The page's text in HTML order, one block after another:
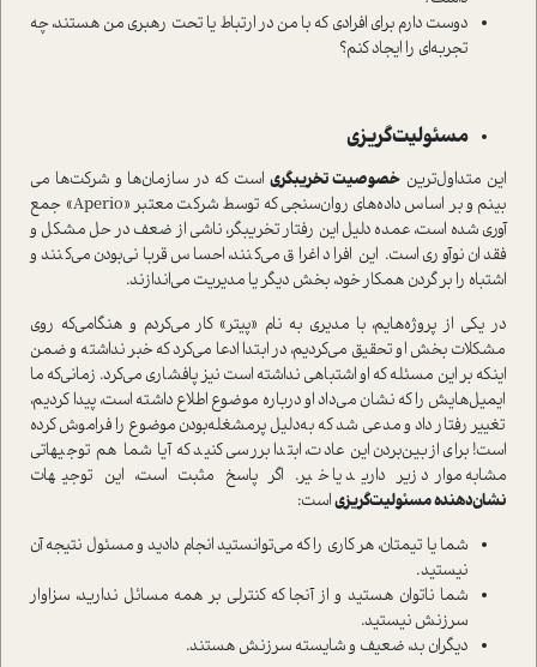
دوست دارم برای افرادی که با من در ارتباط یا تحت رهبری من هستند، چه
تجربه‌ای را ایجاد کنم؟
مسئولیت‌گریزی
این متداول‌ترین خصوصیت تخریبگری است که در سازمان‌ها و شرکت‌ها می
بینم و بر اساس داده‌های روان‌سنجی که توسط شرکت معتبر «Aperio» جمع
آوری شده است، عمده دلیل این رفتار تخریبگر، ناشی از ضعف در حل مشکل و
فقدان نوآوری است. این افراد اغراق می‌کنند، احساس قربانی‌بودن می‌کنند و
اشتباه را بر گردن همکار خود، بخش دیگر یا مدیریت می‌اندازند.
در یکی از پروژه‌هایم، با مدیری به نام «پیتر» کار می‌کردم و هنگامی‌که روی
مشکلات بخش او تحقیق می‌کردیم، در ابتدا ادعا می‌کرد که خبر نداشته و ضمن
اینکه بر این مسئله که او اشتباهی نداشته است نیز پافشاری می‌کرد. زمانی‌که ما
ایمیل‌هایش را که نشان می‌داد او درباره موضوع اطلاع داشته است، پیدا کردیم،
تغییر رفتار داد و مدعی شد که به‌دلیل پر‌مشغله‌بودن موضوع را فراموش کرده
است! برای از‌بین‌بردن این عادت، ابتدا بررسی کنید که آیا شما هم توجیهاتی
مشابه موارد زیر دارید یا خیر. اگر پاسخ مثبت است، این توجیهات
نشان‌دهندهمسئولیت‌گریزیاست:
شما یا تیمتان، هر کاری را که می‌توانستید انجام دادید و مسئول نتیجه آن
نیستید.
شما ناتوان هستید و از آنجا که کنترلی بر همه مسائل ندارید، سزاوار
سرزنش نیستید.
دیگران بد، ضعیف و شایسته سرزنش هستند.